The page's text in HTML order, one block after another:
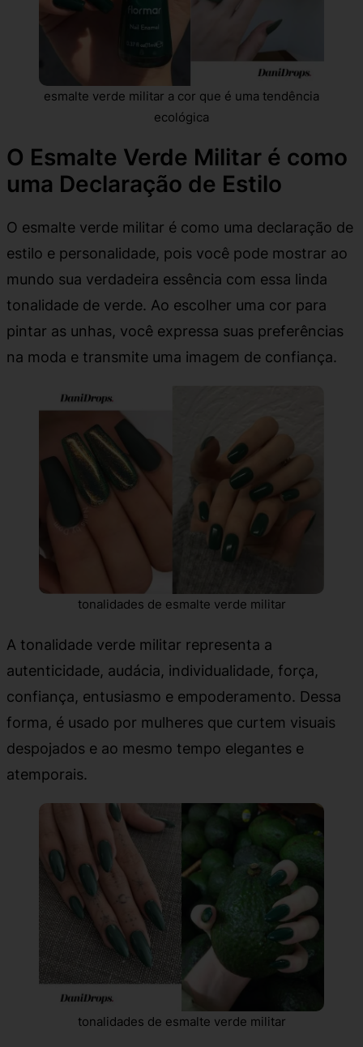
esmalte verde militar a cor que é uma tendência
ecológica
O Esmalte Verde Militar é como
uma Declaração de Estilo
O esmalte verde militar é como uma declaração de
estilo e personalidade, pois você pode mostrar ao
mundo sua verdadeira essência com essa linda
tonalidade de verde. Ao escolher uma cor para
pintar as unhas, você expressa suas preferências
na moda e transmite uma imagem de confiança.
tonalidades de esmalte verde militar
A tonalidade verde militar representa a
autenticidade, audácia, individualidade, força,
confiança, entusiasmo e empoderamento. Dessa
forma, é usado por mulheres que curtem visuais
despojados e ao mesmo tempo elegantes e
atemporais.
tonalidades de esmalte verde militar